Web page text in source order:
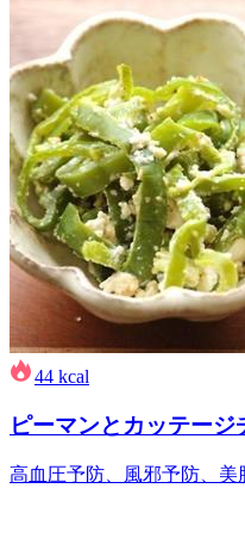
44 kcal
ピーマンとカッテージ
高血圧予防、風邪予防、美